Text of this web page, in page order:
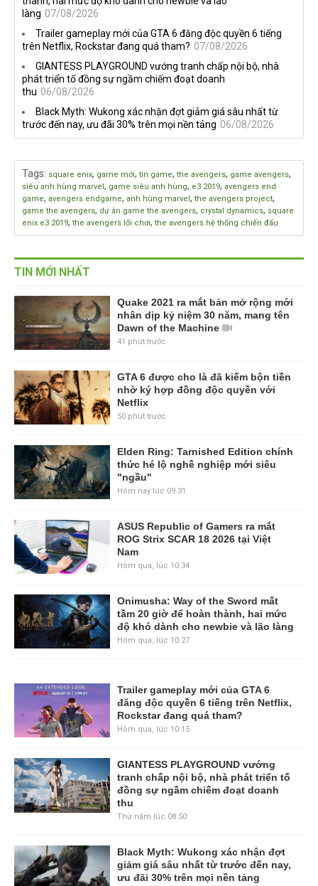
làng 07/08/2026
Trailer gameplay mới của GTA 6 đăng độc quyền 6 tiếng
trên Netflix, Rockstar đang quá tham? 07/08/2026
GIANTESS PLAYGROUND vướng tranh chấp nội bộ, nhà
phát triển tố đồng sự ngầm chiếm đoạt doanh
thu 06/08/2026
Black Myth: Wukong xác nhận đợt giảm giá sâu nhất từ
trước đến nay, ưu đãi 30% trên mọi nền tảng 06/08/2026
Tags: square enix, game mới, tin game, the avengers, game avengers,
siêu anh hùng marvel , game siêu anh hùng, e3 2019, avengers end
game, avengers endgame, anh hùng marvel , the avengers project,
game the avengers, dự án game the avengers, crystal dynamics, square
enix e3 2019, the avengers lối chơi, the avengers hệ thống chiến đấu
TIN MỚI NHẤT
Quake 2021 ra mắt bản mở rộng mới
nhân dịp kỷ niệm 30 năm, mang tên
Dawn of the Machine
41 phút trước
GTA 6 được cho là đã kiếm bộn tiền
nhờ ký hợp đồng độc quyền với
Netflix
50 phút trước
Elden Ring: Tarnished Edition chính
thức hé lộ nghề nghiệp mới siêu
"ngầu"
Hôm nay lúc 09:31
ASUS Republic of Gamers ra mắt
ROG Strix SCAR 18 2026 tại Việt
Nam
Hôm qua, lúc 10:34
Onimusha: Way of the Sword mất
tầm 20 giờ để hoàn thành, hai mức
độ khó dành cho newbie và lão làng
Hôm qua, lúc 10:27
Trailer gameplay mới của GTA 6
đăng độc quyền 6 tiếng trên Netflix,
Rockstar đang quá tham?
Hôm qua, lúc 10:15
GIANTESS PLAYGROUND vướng
tranh chấp nội bộ, nhà phát triển tố
đồng sự ngầm chiếm đoạt doanh
thu
Thứ năm lúc 08:50
Black Myth: Wukong xác nhận đợt
giảm giá sâu nhất từ trước đến nay,
ưu đãi 30% trên mọi nền tảng